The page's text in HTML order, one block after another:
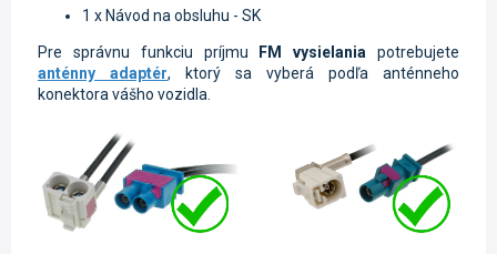
1 x Návod na obsluhu - SK
Pre správnu funkciu príjmu FM vysielania potrebujete
anténny adaptér, ktorý sa vyberá podľa anténneho
konektora vášho vozidla.